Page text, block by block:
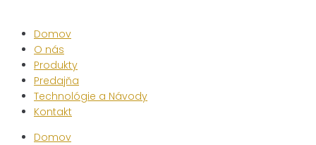
Domov
O nás
Produkty
Predajňa
Technológie a Návody
Kontakt
Domov